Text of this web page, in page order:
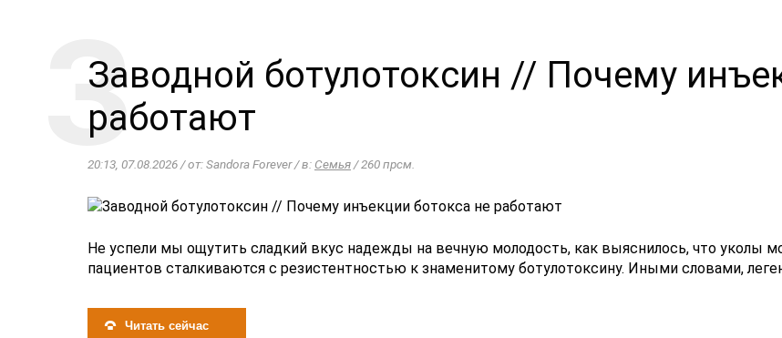
Заводной ботулотоксин // Почему
работают
20:13, 07.08.2026 / от: Sandora Forever / в: Семья/ 260 прсм.
Не успели мы ощутить сладкий вкус надежды на вечную молодость, как выяснилось, что уколы
пациентов сталкиваются с резистентностью к знаменитому ботулотоксину. Иными словами,
Читать сейчас